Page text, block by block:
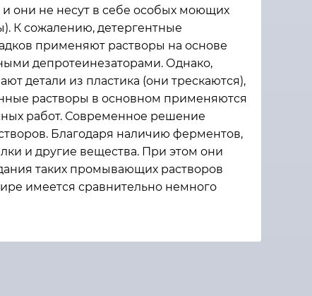
они не несут в себе особых моющих
К сожалению, детергентные
применяют растворы на основе
депротеинезаторами. Однако,
детали из пластика (они трескаются),
растворы в основном применяются
работ. Современное решение
Благодаря наличию ферментов,
и другие вещества. При этом они
таких промывающих растворов
имеется сравнительно немного